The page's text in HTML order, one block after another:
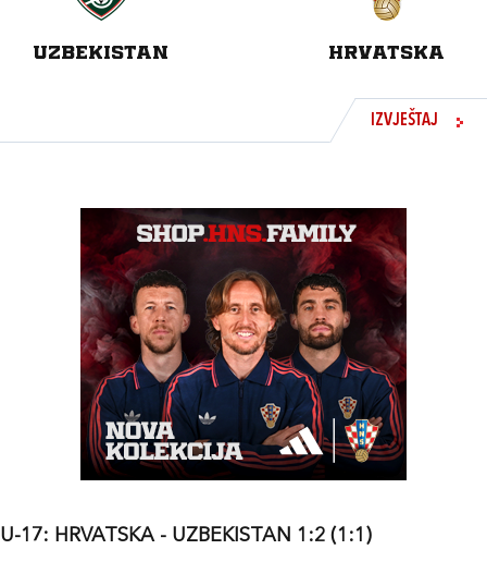
UZBEKISTAN HRVATSKA
IZVJEŠTAJ
U-17: HRVATSKA - UZBEKISTAN 1:2 (1:1)